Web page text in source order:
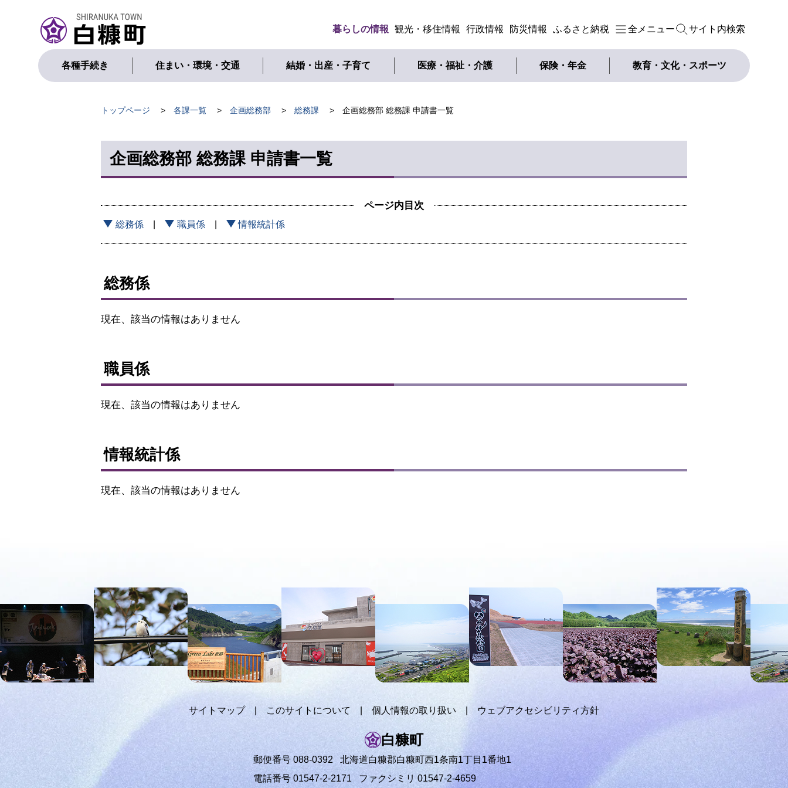
メ
ニ
ュ
暮らしの情報 観光・移住情報 行政情報 防災情報 ふるさと納税 全メニュー サイト内検索
各種手続き 住まい・環境・交通 結婚・出産・子育て 医療・福祉・介護 保険・年金 教育・文化・スポーツ
現
位
置
の
層
トップページ 各課一覧 企画総務部 総務課 企画総務部 総務課 申請書一覧
企画総務部 総務課 申請書一覧
ページ内目次
総務係 職員係 情報統計係
総務係
現在、該当の情報はありません
ッ
プ
戻
職員係
現在、該当の情報はありません
ッ
プ
戻
情報統計係
現在、該当の情報はありません
る
へ
メ
ニ
ュ
ー
へ
サイトマップ このサイトについて 個人情報の取り扱い ウェブアクセシビリティ方針
白糠町
郵便番号 088-0392
北海道白糠郡白糠町西1条南1丁目1番地1
電話番号 01547-2-2171
ファクシミリ 01547-2-4659